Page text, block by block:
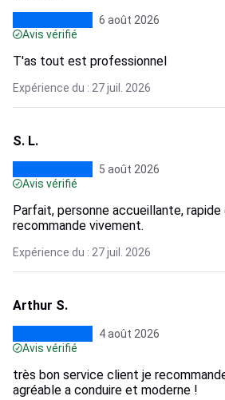
6 août 2026
Avis vérifié
T'as tout est professionnel
Expérience du : 27 juil. 2026
S. L.
5 août 2026
Avis vérifié
Parfait, personne accueillante,
recommande vivement.
Expérience du : 27 juil. 2026
Arthur S.
4 août 2026
Avis vérifié
très bon service client je
agréable a conduire et moderne !